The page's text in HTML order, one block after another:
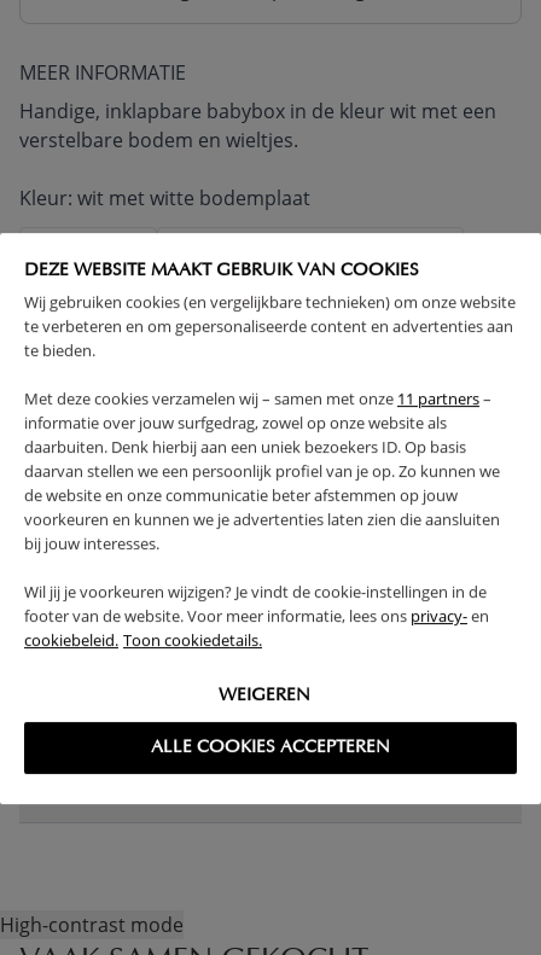
DEZE WEBSITE MAAKT GEBRUIK VAN COOKIES
Wij gebruiken cookies (en vergelijkbare technieken) om onze website
te verbeteren en om gepersonaliseerde content en advertenties aan
te bieden.
Met deze cookies verzamelen wij – samen met onze 11 partners–
informatie over jouw surfgedrag, zowel op onze website als
daarbuiten. Denk hierbij aan een uniek bezoekers ID. Op basis
daarvan stellen we een persoonlijk profiel van je op. Zo kunnen we
de website en onze communicatie beter afstemmen op jouw
voorkeuren en kunnen we je advertenties laten zien die aansluiten
bij jouw interesses.
Wil jij je voorkeuren wijzigen? Je vindt de cookie-instellingen in de
footer van de website. Voor meer informatie, lees ons privacy-en
cookiebeleid. Toon cookiedetails.
WEIGEREN
ALLE COOKIES ACCEPTEREN
MEER INFORMATIE
Handige, inklapbare babybox in de kleur wit met een
verstelbare bodem en wieltjes.
Kleur: wit met witte bodemplaat
1 JAAR GARANTIE
VOLDOET AAN EN-VEILIGHEIDSNORM
VERVAARDIGD IN EUROPA
IN HOOGTE VERSTELBAAR
(Lees verder)
WAARSCHUWING
PRODUCTEIGENSCHAPPEN
PLUS- EN MINPUNTEN
FAQ
High-contrast mode